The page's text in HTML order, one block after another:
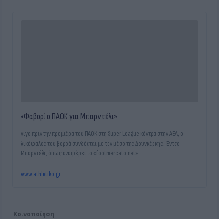
«Φαβορί ο ΠΑΟΚ για Μπαρντέλι»
Λίγο πριν την πρεμιέρα του ΠΑΟΚ στη Super League κόντρα στην ΑΕΛ, ο
δικέφαλος του βορρά συνδέεται με τον μέσο της Δουνκέρκης, Έντσο
Μπαρντέλι, όπως αναφέρει το «footmercato.net».
www.athletiko.gr
Κοινοποίηση